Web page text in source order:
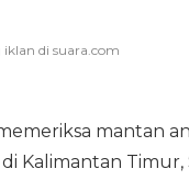
mantan
Kalimantan Timur,